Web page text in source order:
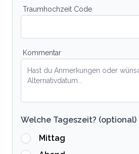
Traumhochzeit Code
Kommentar
Welche Tageszeit? (optional)
Mittag